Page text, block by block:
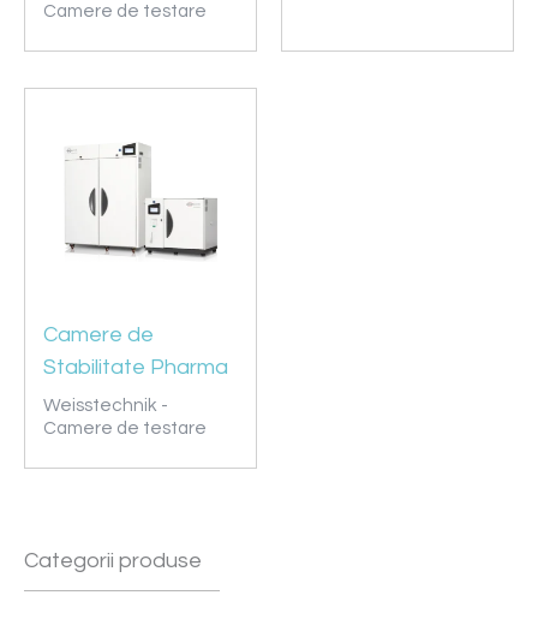
Camere de testare
Camere de
Stabilitate Pharma
Weisstechnik -
Camere de testare
Categorii produse